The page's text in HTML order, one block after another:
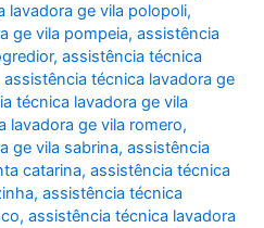
lavadora ge vila polopoli,
ge vila pompeia,assistência
,assistência técnica
assistência técnica lavadora ge
técnica lavadora ge vila
lavadora ge vila romero,
ge vila sabrina,assistência
catarina,assistência técnica
,assistência técnica
,assistência técnica lavadora